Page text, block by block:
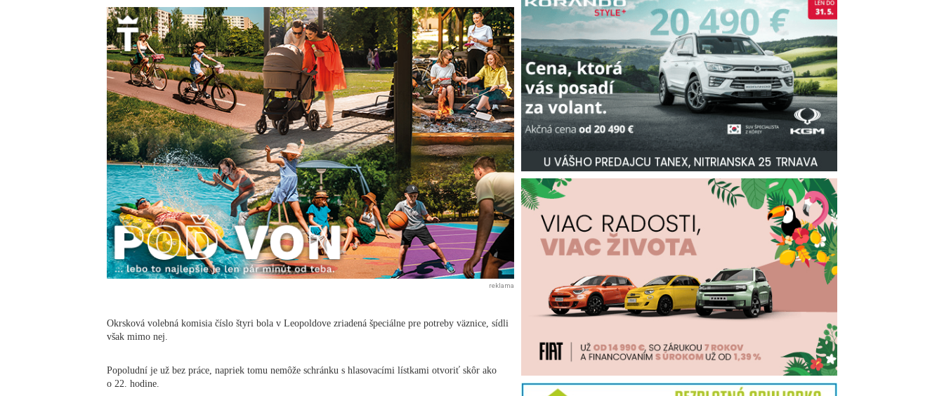
reklama
Okrsková volebná komisia číslo štyri bola v Leopoldove zriadená špeciálne pre potreby väznice, sídli
však mimo nej.
Popoludní je už bez práce, napriek tomu nemôže schránku s hlasovacími lístkami otvoriť skôr ako
o 22. hodine.